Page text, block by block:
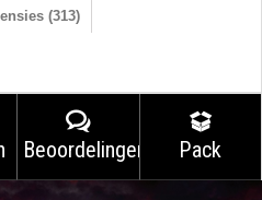
(313)
Beoordelingen Pack